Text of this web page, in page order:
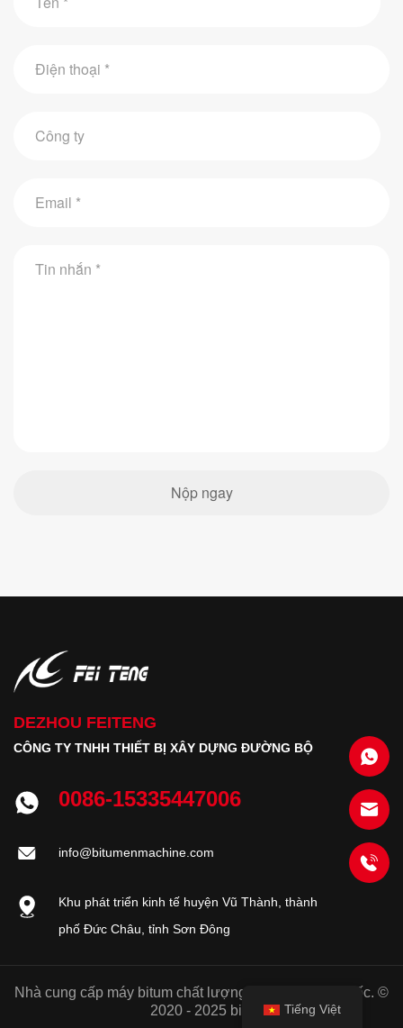
Tiếng Việt
DEZHOU FEITENG
CÔNG TY TNHH THIẾT BỊ XÂY DỰNG ĐƯỜNG BỘ
0086-15335447006
info@bitumenmachine.com
Khu phát triển kinh tế huyện Vũ Thành, thành
phố Đức Châu, tỉnh Sơn Đông
Nhà cung cấp máy bitum chất lượng tốt của Trung Quốc. ©
2020 - 2025 bitu